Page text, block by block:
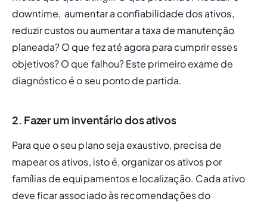
downtime,  aumentar a confiabilidade dos ativos,
reduzir custos ou aumentar a taxa de manutenção
planeada? O que fez até agora para cumprir esses
objetivos? O que falhou? Este primeiro exame de
diagnóstico é o seu ponto de partida.
2. Fazer um inventário dos ativos
Para que o seu plano seja exaustivo, precisa de
mapear os ativos, isto é, organizar os ativos por
famílias de equipamentos e localização. Cada ativo
deve ficar associado às recomendações do